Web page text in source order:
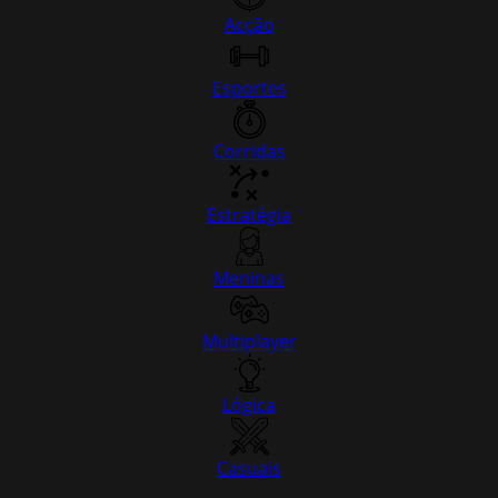
Acção
Esportes
Corridas
Estratégia
Meninas
Multiplayer
Lógica
Casuais